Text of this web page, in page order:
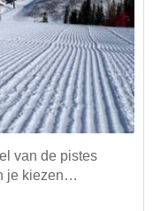
van de pistes
je kiezen…